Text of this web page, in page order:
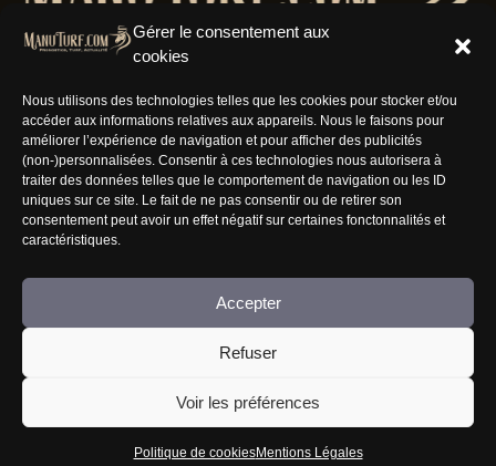
Gérer le consentement aux
cookies
Nous utilisons des technologies telles que les cookies pour stocker et/ou
accéder aux informations relatives aux appareils. Nous le faisons pour
améliorer l’expérience de navigation et pour afficher des publicités
(non-)personnalisées. Consentir à ces technologies nous autorisera à
traiter des données telles que le comportement de navigation ou les ID
uniques sur ce site. Le fait de ne pas consentir ou de retirer son
consentement peut avoir un effet négatif sur certaines fonctonnalités et
caractéristiques.
Accepter
Refuser
Voir les préférences
Politique de cookiesMentions Légales
Résaux Sociaux
Informations
Nous rejoindre
FAQ
Jouer comporte des risques : endettement, isolement, dépendance... Faites-vous aider au